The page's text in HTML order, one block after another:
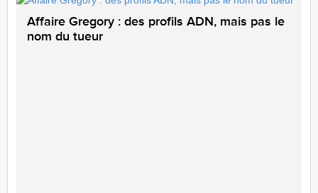
Affaire Gregory : des profils ADN, mais pas le
nom du tueur